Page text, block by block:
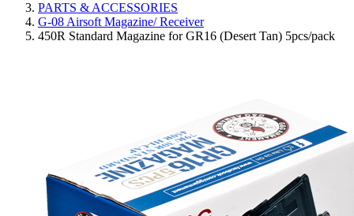
PARTS & ACCESSORIES
G-08 Airsoft Magazine/ Receiver
450R Standard Magazine for GR16 (Desert Tan) 5pcs/pack